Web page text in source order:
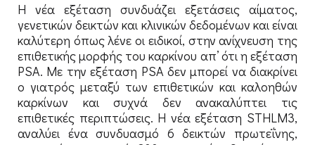
Η νέα εξέταση συνδυάζει εξετάσεις αίματος,
γενετικών δεικτών και κλινικών δεδομένων και είναι
καλύτερη όπως λένε οι ειδικοί, στην ανίχνευση της
επιθετικής μορφής του καρκίνου απ’ ότι η εξέταση
PSA. Με την εξέταση PSA δεν μπορεί να διακρίνει
ο γιατρός μεταξύ των επιθετικών και καλοηθών
καρκίνων και συχνά δεν ανακαλύπτει τις
επιθετικές περιπτώσεις. Η νέα εξέταση STHLM3,
αναλύει ένα συνδυασμό 6 δεικτών πρωτεΐνης,